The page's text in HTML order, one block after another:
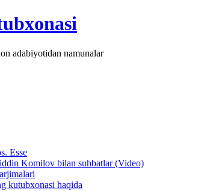
adabiyotidan namunalar
Esse
Komilov bilan suhbatlar (Video)
kutubxonasi haqida